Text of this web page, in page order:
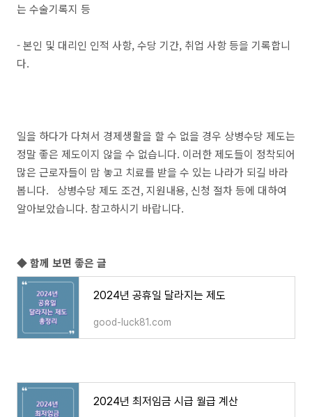
는 수술기록지 등
- 본인 및 대리인 인적 사항, 수당 기간, 취업 사항 등을 기록합니
다.
일을 하다가 다쳐서 경제생활을 할 수 없을 경우 상병수당 제도는
정말 좋은 제도이지 않을 수 없습니다. 이러한 제도들이 정착되어
많은 근로자들이 맘 놓고 치료를 받을 수 있는 나라가 되길 바라
봅니다. 상병수당 제도 조건, 지원내용, 신청 절차 등에 대하여
알아보았습니다. 참고하시기 바랍니다.
◆ 함께 보면 좋은 글
2024년 공휴일 달라지는 제도
good-luck81.com
2024년 최저임금 시급 월급 계산